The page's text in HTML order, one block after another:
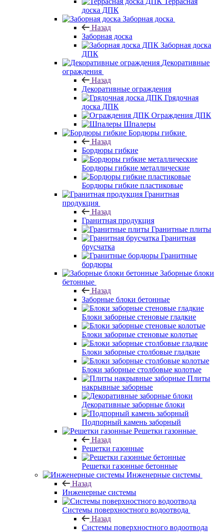
доска ДПК
Заборная доска
Назад
Заборная доска
Заборная доска
ДПК
Декоративные
ограждения
Назад
Декоративные ограждения
Грядочная
доска ДПК
Ограждения ДПК
Шпалеры
Бордюры гибкие
Назад
Бордюры гибкие
Бордюры гибкие металлические
Бордюры гибкие пластиковые
Гранитная
продукция
Назад
Гранитная продукция
Гранитные плиты
Гранитная
брусчатка
Гранитные
бордюры
Заборные блоки
бетонные
Назад
Заборные блоки бетонные
Блоки заборные стеновые гладкие
Блоки заборные стеновые колотые
Блоки заборные столбовые гладкие
Блоки заборные столбовые колотые
Плиты
накрывные заборные
Декоративные заборные блоки
Подпорный камень заборный
Решетки газонные
Назад
Решетки газонные
Решетки газонные бетонные
Инженерные системы
Назад
Инженерные системы
Системы поверхностного водоотвода
Назад
Системы поверхностного водоотвода